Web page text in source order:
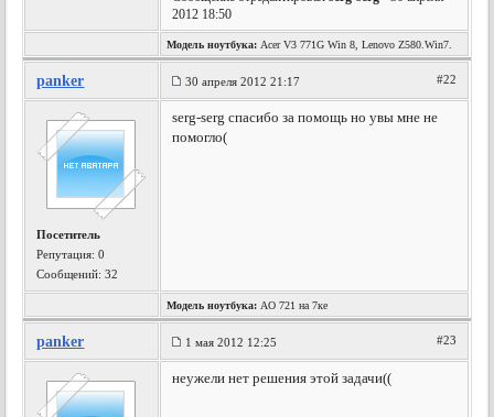
2012 18:50
Модель ноутбука: Acer V3 771G Win 8, Lenovo Z580.Win7.
panker 30 апреля 2012 21:17 #22
Посетитель
Репутация:0
Сообщений: 32
serg-serg спасибо за помощь но увы мне не
помогло(
Модель ноутбука: АО 721 на 7ке
panker 1 мая 2012 12:25 #23
неужели нет решения этой задачи((